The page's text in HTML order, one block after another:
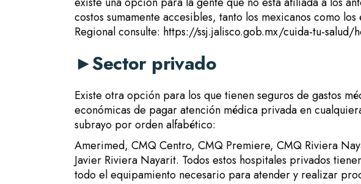
costos sumamente accesibles, tanto los mexicanos como
Regional consulte: https://ssj.jalisco.gob.mx/cuida-tu-salud/
►Sector privado
Existe otra opción para los que tienen seguros de gastos
económicas de pagar atención médica privada en
subrayo por orden alfabético:
Amerimed, CMQ Centro, CMQ Premiere, CMQ Riviera
Javier Riviera Nayarit. Todos estos hospitales privados
todo el equipamiento necesario para atender y realizar